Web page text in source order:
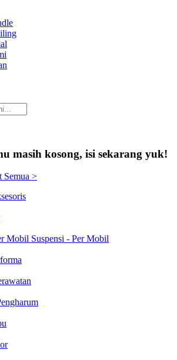
masih kosong, isi sekarang yuk!
Semua >
Suspensi - Per Mobil